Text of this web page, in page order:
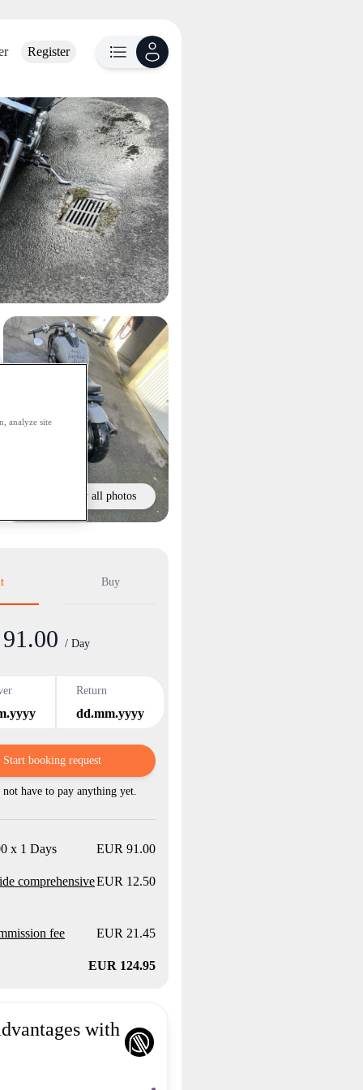
Register
Show all photos
Buy
/ Day
Return
dd.mm.yyyy
Start booking request
not have to pay anything yet.
x 1 Days EUR 91.00
comprehensiveEUR 12.50
fee EUR 21.45
EUR 124.95
with
analyze site